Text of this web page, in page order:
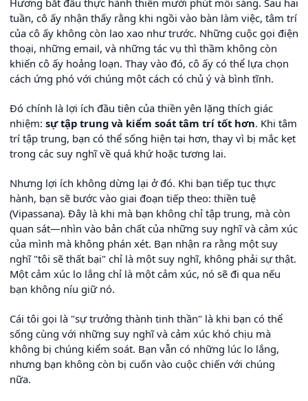
Hương bắt đầu thực hành thiền mười phút mỗi sáng. Sau hai
tuần, cô ấy nhận thấy rằng khi ngồi vào bàn làm việc, tâm trí
của cô ấy không còn lao xao như trước. Những cuộc gọi điện
thoại, những email, và những tác vụ thì thầm không còn
khiến cô ấy hoảng loạn. Thay vào đó, cô ấy có thể lựa chọn
cách ứng phó với chúng một cách có chủ ý và bình tĩnh.
Đó chính là lợi ích đầu tiên của thiền yên lặng thích giác
nhiệm: sự tập trung và kiểm soát tâm trí tốt hơn. Khi tâm
trí tập trung, bạn có thể sống hiện tại hơn, thay vì bị mắc kẹt
trong các suy nghĩ về quá khứ hoặc tương lai.
Nhưng lợi ích không dừng lại ở đó. Khi bạn tiếp tục thực
hành, bạn sẽ bước vào giai đoạn tiếp theo: thiền tuệ
(Vipassana). Đây là khi mà bạn không chỉ tập trung, mà còn
quan sát—nhìn vào bản chất của những suy nghĩ và cảm xúc
của mình mà không phán xét. Bạn nhận ra rằng một suy
nghĩ "tôi sẽ thất bại" chỉ là một suy nghĩ, không phải sự thật.
Một cảm xúc lo lắng chỉ là một cảm xúc, nó sẽ đi qua nếu
bạn không níu giữ nó.
Cái tôi gọi là "sự trưởng thành tinh thần" là khi bạn có thể
sống cùng với những suy nghĩ và cảm xúc khó chịu mà
không bị chúng kiểm soát. Bạn vẫn có những lúc lo lắng,
nhưng bạn không còn bị cuốn vào cuộc chiến với chúng
nữa.